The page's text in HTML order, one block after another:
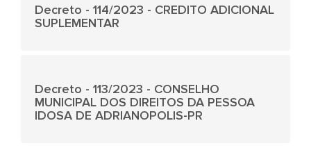
Decreto - 114/2023 - CREDITO ADICIONAL
SUPLEMENTAR
Decreto - 113/2023 - CONSELHO
MUNICIPAL DOS DIREITOS DA PESSOA
IDOSA DE ADRIANOPOLIS-PR